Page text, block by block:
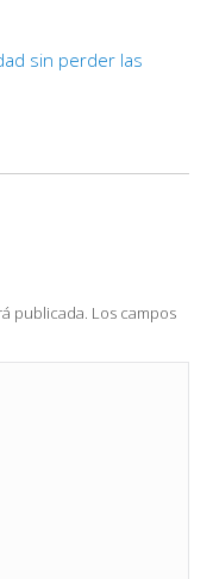
sin perder las
publicada. Los campos